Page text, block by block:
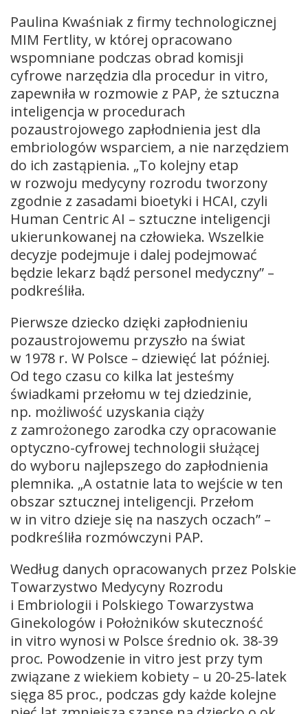
Paulina Kwaśniak z firmy technologicznej
MIM Fertlity, w której opracowano
wspomniane podczas obrad komisji
cyfrowe narzędzia dla procedur in vitro,
zapewniła w rozmowie z PAP, że sztuczna
inteligencja w procedurach
pozaustrojowego zapłodnienia jest dla
embriologów wsparciem, a nie narzędziem
do ich zastąpienia. „To kolejny etap
w rozwoju medycyny rozrodu tworzony
zgodnie z zasadami bioetyki i HCAI, czyli
Human Centric AI – sztuczne inteligencji
ukierunkowanej na człowieka. Wszelkie
decyzje podejmuje i dalej podejmować
będzie lekarz bądź personel medyczny” –
podkreśliła.
Pierwsze dziecko dzięki zapłodnieniu
pozaustrojowemu przyszło na świat
w 1978 r. W Polsce – dziewięć lat później.
Od tego czasu co kilka lat jesteśmy
świadkami przełomu w tej dziedzinie,
np. możliwość uzyskania ciąży
z zamrożonego zarodka czy opracowanie
optyczno-cyfrowej technologii służącej
do wyboru najlepszego do zapłodnienia
plemnika. „A ostatnie lata to wejście w ten
obszar sztucznej inteligencji. Przełom
w in vitro dzieje się na naszych oczach” –
podkreśliła rozmówczyni PAP.
Według danych opracowanych przez Polskie
Towarzystwo Medycyny Rozrodu
i Embriologii i Polskiego Towarzystwa
Ginekologów i Położników skuteczność
in vitro wynosi w Polsce średnio ok. 38-39
proc. Powodzenie in vitro jest przy tym
związane z wiekiem kobiety – u 20-25-latek
sięga 85 proc., podczas gdy każde kolejne